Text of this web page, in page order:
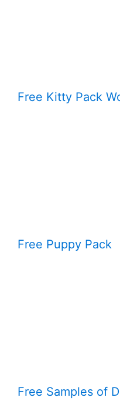
Free Kitty Pack
Free Puppy Pack
Free Samples of